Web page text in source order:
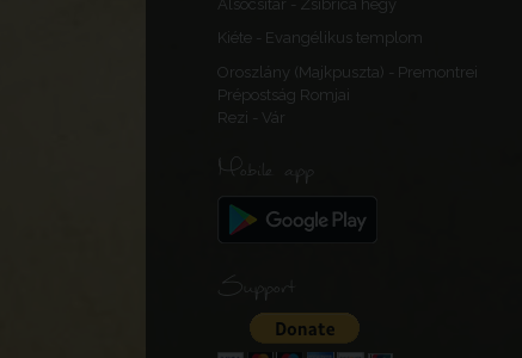
Alsócsitár - Zsibrica hegy
Kiéte - Evangélikus templom
Oroszlány (Majkpuszta) - Premontrei
Prépostság Romjai
Rezi - Vár
Mobile app
Support